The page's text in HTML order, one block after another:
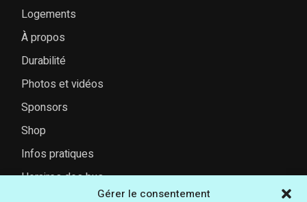
Gérer le consentement
Logements
À propos
Durabilité
Photos et vidéos
Sponsors
Shop
Infos pratiques
Horaires des bus